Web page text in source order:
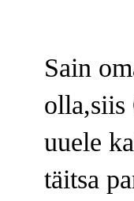
Sain
olla,siis
uuele
täitsa